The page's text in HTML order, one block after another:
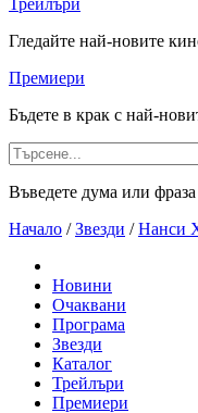
Трейлъри
Гледайте най-новите
Премиери
Бъдете в крак с най-
Въведете дума или
Начало / Звезди / Нанси
Новини
Очаквани
Програма
Звезди
Каталог
Трейлъри
Премиери